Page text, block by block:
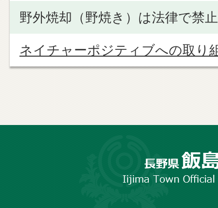
野外焼却（野焼き）は法律で禁
ネイチャーポジティブへの取り